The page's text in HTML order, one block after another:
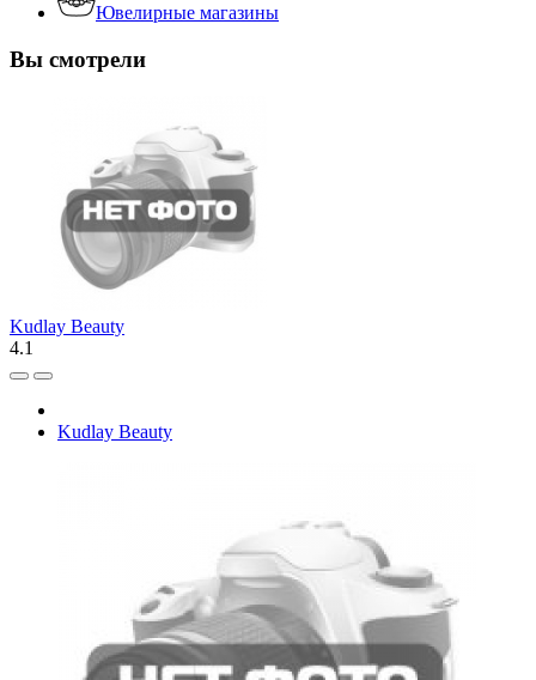
Ювелирные магазины
Вы смотрели
Kudlay Beauty
4.1
Kudlay Beauty